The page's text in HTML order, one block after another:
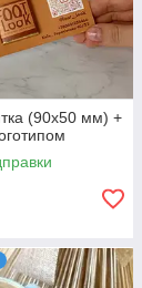
(90х50 мм) +